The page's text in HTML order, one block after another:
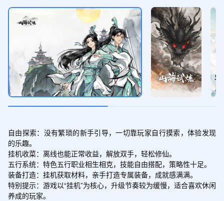
自由探索：没有繁琐的新手引导，一切靠玩家自行摸索，体验发现
的乐趣。
挂机收菜：离线也能正常收益，解放双手，轻松修仙。
五行系统：特色五行职业相生相克，技能自由搭配，策略性十足。
装备打造：挂机获取材料，亲手打造专属装备，成就感满满。
特别提示：游戏以“挂机”为核心，升级节奏较为缓慢，适合喜欢休闲
养成的玩家。